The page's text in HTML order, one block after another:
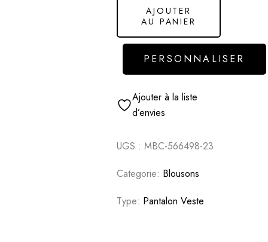
AJOUTER
AU PANIER
PERSONNALISER
Ajouter à la liste
d’envies
UGS : MBC-566498-23
Categorie: Blousons
Type: Pantalon Veste